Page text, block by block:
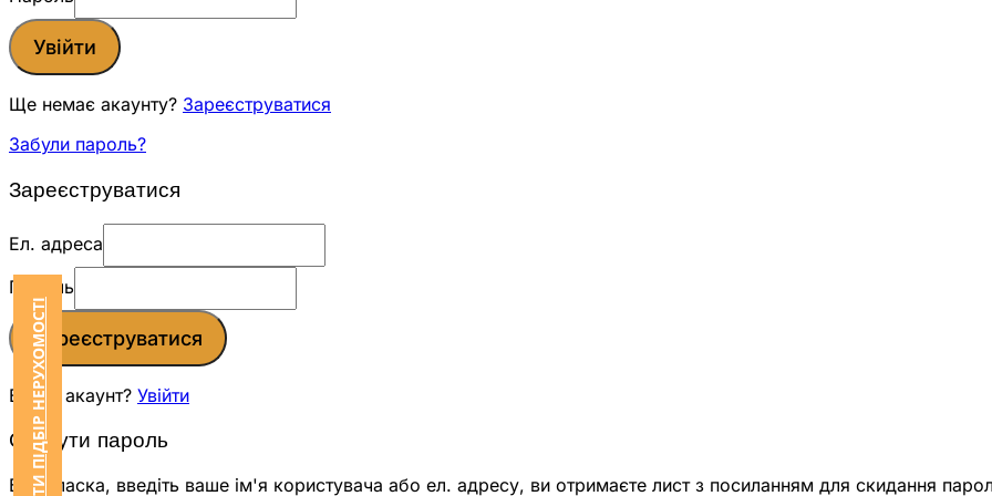
ЗАМОВИТИ ПІДБІР НЕРУХОМОСТІ
Увійти
Ще немає акаунту? Зареєструватися
Забули пароль?
Зареєструватися
Ел. адреса
Пароль
Зареєструватися
Вже є акаунт? Увійти
Скинути пароль
Будь ласка, введіть ваше ім'я користувача або ел. адресу, ви отримаєте лист з посиланням для скидання